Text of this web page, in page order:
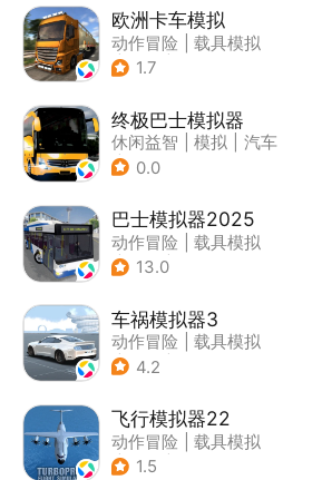
欧洲卡车模拟
动作冒险
载具模拟
| 汽车
1.7
终极巴士模拟器
休闲益智 模拟
汽车
| 写实
0.0
巴士模拟器2025
动作冒险
载具模拟
| 汽车 |
13.0
车祸模拟器3
动作冒险
载具模拟
| 汽车
4.2
飞行模拟器22
动作冒险
载具模拟
| 飞机
1.5